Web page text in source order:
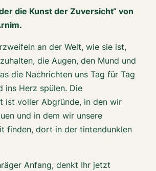
die Kunst der Zuversicht“ von
an der Welt, wie sie ist,
die Augen, den Mund und
die Nachrichten uns Tag für Tag
ins Herz spülen. Die
ist voller Abgründe, in den wir
und in dem wir unsere
finden, dort in der tintendunklen
Anfang, denkt Ihr jetzt